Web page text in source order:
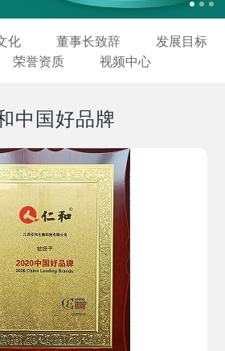
化 董事长致辞
发展目标
荣誉资质 视频中心
中国好品牌